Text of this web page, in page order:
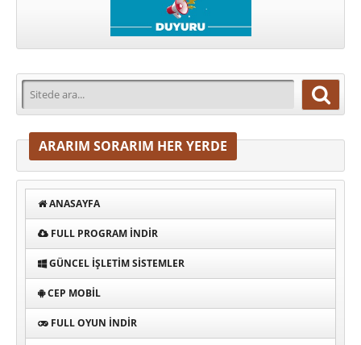
ARARIM SORARIM HER YERDE
ANASAYFA
FULL PROGRAM INDIR
GÜNCEL İŞLETIM SISTEMLER
CEP MOBIL
FULL OYUN İNDIR